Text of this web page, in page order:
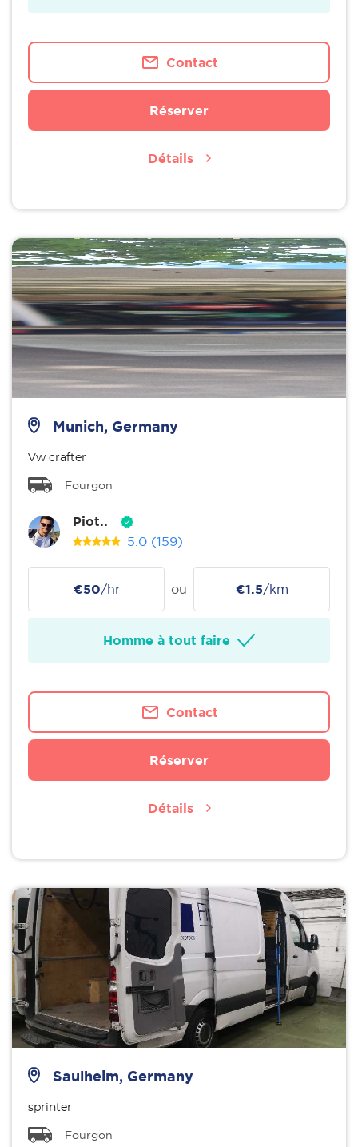
Contact
Réserver
Détails
Munich, Germany
Vw crafter
Fourgon
Piot..
5.0 (159)
€50/hr ou €1.5/km
Homme à tout faire
Contact
Réserver
Détails
Saulheim, Germany
sprinter
Fourgon